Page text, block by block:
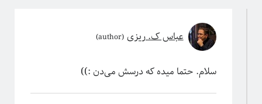
عباس ک. ریزی
سلام. حتما میده که درسش می‌دن :))